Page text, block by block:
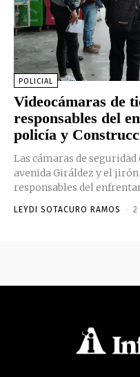
POLICIAL
Videocámaras de
responsables del
policía y
Las cámaras de
avenida Giráldez y el
responsables del
LEYDI SOTACURO RAMOS - 2